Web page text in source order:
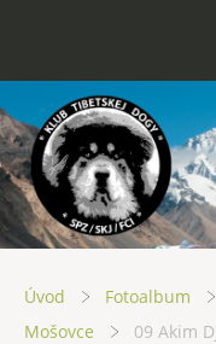
Úvod Fotoalbum
Mošovce
09 Akim